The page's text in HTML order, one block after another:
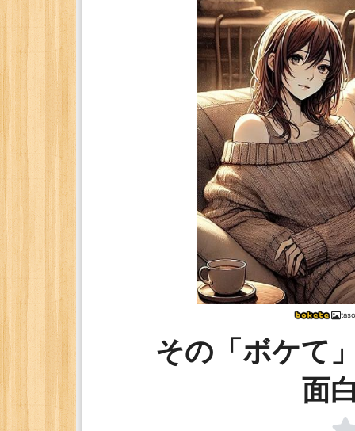
その「ボケて
面